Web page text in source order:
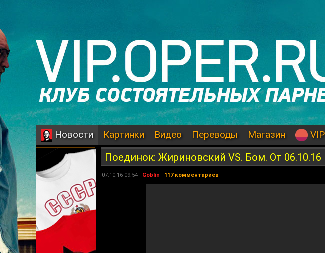
Новости Картинки Видео Переводы Магазин VIP
Поединок: Жириновский VS. Бом. От 06.10.16
07.10.16 09:54 | Goblin | 117 комментариев